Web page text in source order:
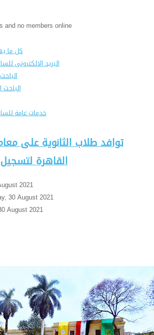
and no members online
كل ما
البريد الالكترونى
خدمات عامة
توافد طلاب الثانوية على
القاهرة
2021
30 August 2021
August 2021